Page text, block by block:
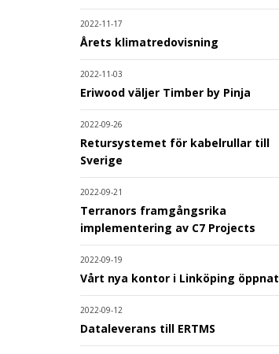
2022-11-17
Årets klimatredovisning
2022-11-03
Eriwood väljer Timber by Pinja
2022-09-26
Retursystemet för kabelrullar till
Sverige
2022-09-21
Terranors framgångsrika
implementering av C7 Projects
2022-09-19
Vårt nya kontor i Linköping öppnat
2022-09-12
Dataleverans till ERTMS